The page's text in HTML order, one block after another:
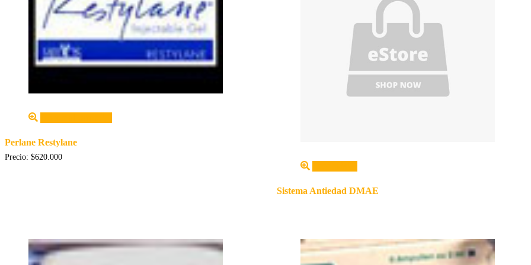
Perlane Restylane
Precio: $620.000
Sistema Antiedad DMAE